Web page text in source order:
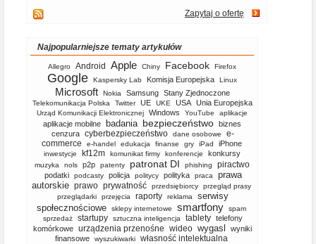
Zapytaj o ofertę
Najpopularniejsze tematy artykułów
Allegro Android Apple Chiny Facebook Firefox
Google Kaspersky Lab Komisja Europejska Linux
Microsoft Nokia Samsung Stany Zjednoczone
Telekomunikacja Polska Twitter UE UKE USA Unia Europejska
Urząd Komunikacji Elektronicznej Windows YouTube aplikacje
aplikacje mobilne badania bezpieczeństwo biznes
cenzura cyberbezpieczeństwo dane osobowe
e-
commerce
e-handel edukacja finanse gry iPad iPhone
inwestycje kf12m komunikat firmy konferencje konkursy
muzyka nols p2p patenty patronat DI phishing piractwo
podatki podcasty policja politycy polityka praca
prawa
autorskie prawo prywatność przedsiębiorcy
przegląd prasy
przeglądarki
przejęcia raporty reklama
serwisy
społecznościowe
sklepy internetowe smartfony
spam
sprzedaż
startupy sztuczna inteligencja tablety telefony
komórkowe
urządzenia przenośne wideo wygasl
wyniki
finansowe
wyszukiwarki własność intelektualna